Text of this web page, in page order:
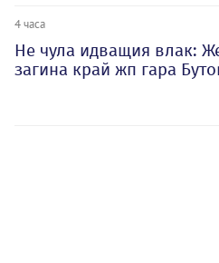
4 часа
Не чула идващия влак:
загина край жп гара